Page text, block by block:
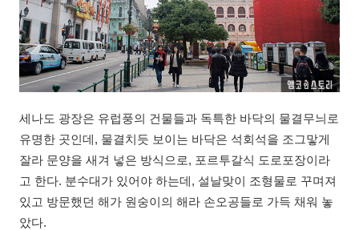
세나도 광장은 유럽풍의 건물들과 독특한 바닥의 물결무늬로
유명한 곳인데, 물결치듯 보이는 바닥은 석회석을 조그맣게
잘라 문양을 새겨 넣은 방식으로, 포르투갈식 도로포장이라
고 한다. 분수대가 있어야 하는데, 설날맞이 조형물로 꾸며져
있고 방문했던 해가 원숭이의 해라 손오공들로 가득 채워 놓
았다.